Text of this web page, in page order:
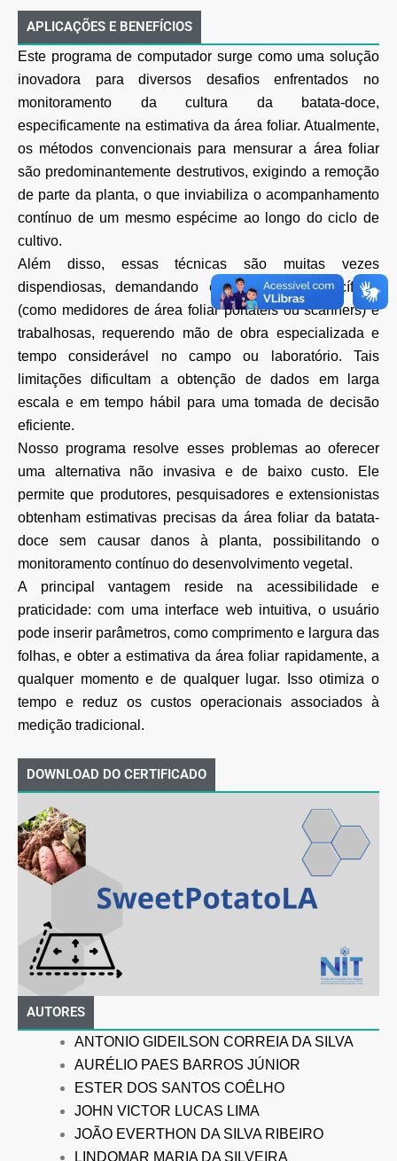
APLICAÇÕES E BENEFÍCIOS
Este programa de computador surge como uma solução
inovadora para diversos desafios enfrentados no
monitoramento da cultura da batata-doce,
especificamente na estimativa da área foliar. Atualmente,
os métodos convencionais para mensurar a área foliar
são predominantemente destrutivos, exigindo a remoção
de parte da planta, o que inviabiliza o acompanhamento
contínuo de um mesmo espécime ao longo do ciclo de
cultivo.
Além disso, essas técnicas são muitas vezes
dispendiosas, demandando equipamentos específicos
(como medidores de área foliar portáteis ou scanners) e
trabalhosas, requerendo mão de obra especializada e
tempo considerável no campo ou laboratório. Tais
limitações dificultam a obtenção de dados em larga
escala e em tempo hábil para uma tomada de decisão
eficiente.
Nosso programa resolve esses problemas ao oferecer
uma alternativa não invasiva e de baixo custo. Ele
permite que produtores, pesquisadores e extensionistas
obtenham estimativas precisas da área foliar da batata-
doce sem causar danos à planta, possibilitando o
monitoramento contínuo do desenvolvimento vegetal.
A principal vantagem reside na acessibilidade e
praticidade: com uma interface web intuitiva, o usuário
pode inserir parâmetros, como comprimento e largura das
folhas, e obter a estimativa da área foliar rapidamente, a
qualquer momento e de qualquer lugar. Isso otimiza o
tempo e reduz os custos operacionais associados à
medição tradicional.
DOWNLOAD DO CERTIFICADO
AUTORES
ANTONIO GIDEILSON CORREIA DA SILVA
AURÉLIO PAES BARROS JÚNIOR
ESTER DOS SANTOS COÊLHO
JOHN VICTOR LUCAS LIMA
JOÃO EVERTHON DA SILVA RIBEIRO
LINDOMAR MARIA DA SILVEIRA